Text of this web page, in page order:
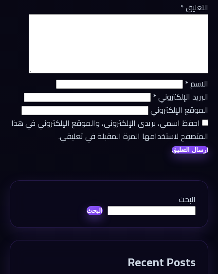
التعليق*
الاسم*
البريد الإلكتروني*
الموقع الإلكتروني
احفظ اسمي، بريدي الإلكتروني، والموقع الإلكتروني في هذا
المتصفح لاستخدامها المرة المقبلة في تعليقي.
البحث
البحث
Recent Posts